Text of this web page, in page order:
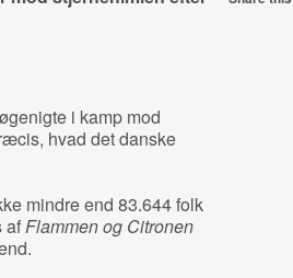
i kamp mod
hvad det danske
mindre end 83.644 folk
afFlammen og Citronen